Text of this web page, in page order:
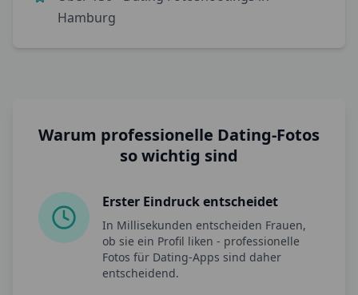
Hamburg
Warum professionelle Dating-Fotos
so wichtig sind
Erster Eindruck entscheidet
In Millisekunden entscheiden Frauen,
ob sie ein Profil liken - professionelle
Fotos für Dating-Apps sind daher
entscheidend.